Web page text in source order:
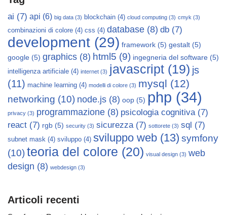
ai (7) api (6) big data (3) blockchain (4) cloud computing (3) cmyk (3)
combinazioni di colore (4) css (4) database (8) db (7)
development (29) framework (5) gestalt (5)
google (5) graphics (8) html5 (9) ingegneria del software (5)
intelligenza artificiale (4) internet (3) javascript (19) js
(11) machine learning (4) modelli di colore (3) mysql (12)
networking (10) node.js (8) oop (5) php (34)
privacy (3) programmazione (8) psicologia cognitiva(7)
react (7) rgb (5) security (3) sicurezza(7) sottorete (3) sql (7)
subnet mask (4) sviluppo (4) sviluppo web (13) symfony
(10)teoria del colore (20) visual design (3) web
design (8) webdesign (3)
Articoli recenti